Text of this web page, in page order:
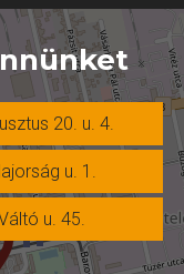
20. u. 4.
u. 1.
u. 45.